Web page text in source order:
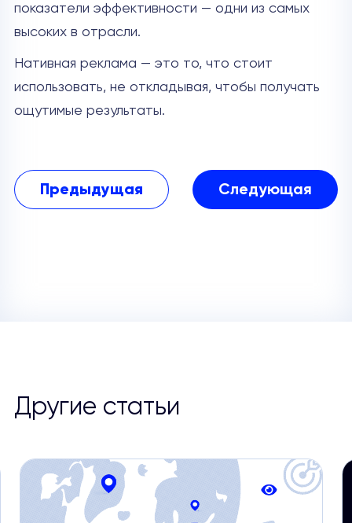
показатели эффективности — одни из самых
высоких в отрасли.
Нативная реклама — это то, что стоит
использовать, не откладывая, чтобы получать
ощутимые результаты.
Предыдущая Следующая
Другие статьи